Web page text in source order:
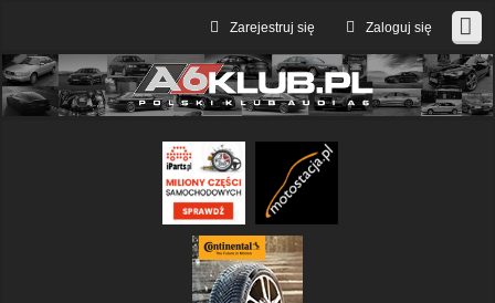
Zaloguj się
Zarejestruj się